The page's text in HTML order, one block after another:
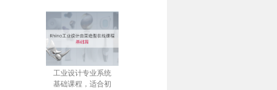
工业设计专业系统
基础课程，适合初